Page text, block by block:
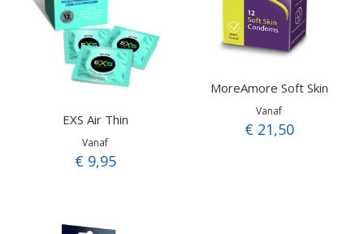
EXS Air Thin
Vanaf
€ 9,95
MoreAmore Soft Skin
Vanaf
€ 21,50